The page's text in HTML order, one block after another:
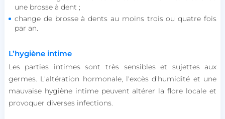
une brosse à dent ;
change de brosse à dents au moins trois ou quatre fois
par an.
L’hygiène intime
Les parties intimes sont très sensibles et sujettes aux
germes. L'altération hormonale, l'excès d'humidité et une
mauvaise hygiène intime peuvent altérer la flore locale et
provoquer diverses infections.